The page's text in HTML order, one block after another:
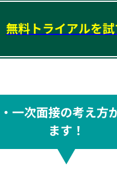
無料トライアルを試
一次面接の考え方
ます！